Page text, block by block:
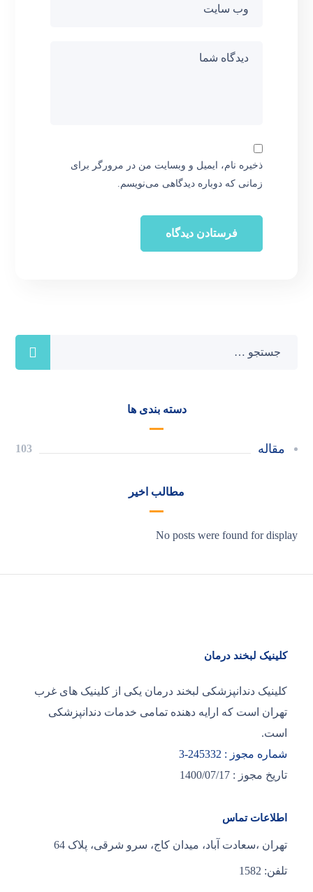
ذخیره نام، ایمیل و وبسایت من در مرورگر برای
زمانی که دوباره دیدگاهی می‌نویسم.
دسته بندی ها
مقاله 103
مطالب اخیر
No posts were found for display
کلینیک لبخند درمان
کلینیک دندانپزشکی لبخند درمان یکی از کلینیک های غرب
تهران است که ارایه دهنده تمامی خدمات دندانپزشکی
است.
شماره مجوز : 245332-3
تاریخ مجوز : 1400/07/17
اطلاعات تماس
تهران ،سعادت آباد، میدان کاج، سرو شرقی، پلاک 64
تلفن: 1582